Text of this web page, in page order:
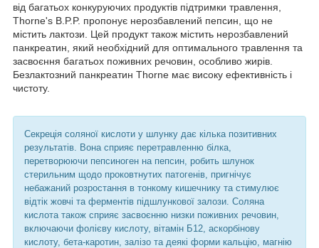
від багатьох конкуруючих продуктів підтримки травлення,
Thorne's B.P.P. пропонує нерозбавлений пепсин, що не
містить лактози. Цей продукт також містить нерозбавлений
панкреатин, який необхідний для оптимального травлення та
засвоєння багатьох поживних речовин, особливо жирів.
Безлактозний панкреатин Thorne має високу ефективність і
чистоту.
Секреція соляної кислоти у шлунку дає кілька позитивних
результатів. Вона сприяє перетравленню білка,
перетворюючи пепсиноген на пепсин, робить шлунок
стерильним щодо проковтнутих патогенів, пригнічує
небажаний розростання в тонкому кишечнику та стимулює
відтік жовчі та ферментів підшлункової залози. Соляна
кислота також сприяє засвоєнню низки поживних речовин,
включаючи фолієву кислоту, вітамін Б12, аскорбінову
кислоту, бета-каротин, залізо та деякі форми кальцію, магнію